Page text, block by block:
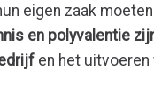
eigen zaak
en polyvalentie
en het uitvoeren